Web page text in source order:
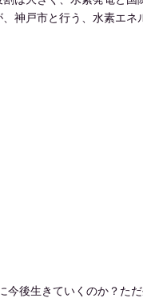
神戸市と行う、水素エネ
今後生きていくのか？ただ